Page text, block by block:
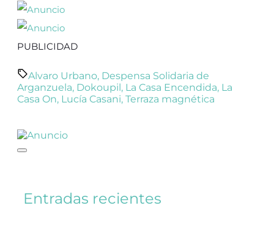
PUBLICIDAD
Alvaro Urbano, Despensa Solidaria de
Arganzuela, Dokoupil , La Casa Encendida, La
Casa On, Lucía Casani, Terraza magnética
Entradas recientes